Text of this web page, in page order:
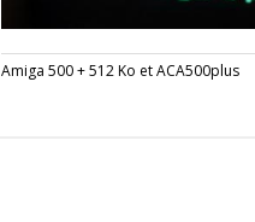
Amiga 500 + 512 Ko et ACA500plus